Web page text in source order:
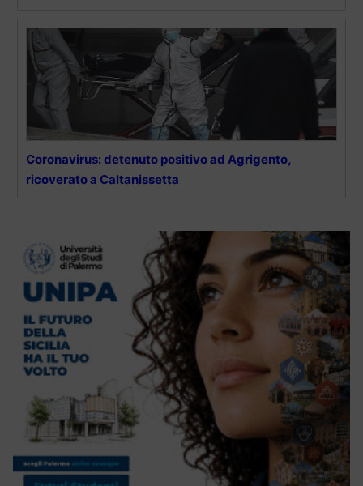
Coronavirus: detenuto positivo ad Agrigento,
ricoverato a Caltanissetta